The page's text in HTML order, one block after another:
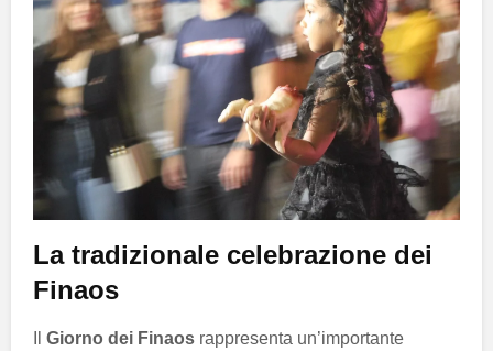
La tradizionale celebrazione dei
Finaos
Giorno dei Finaos rappresenta un’importante